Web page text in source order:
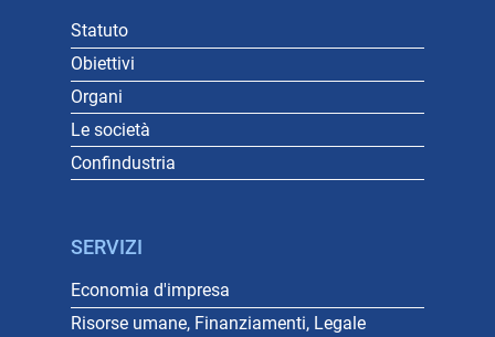
Statuto
Obiettivi
Organi
Le società
Confindustria
SERVIZI
Economia d'impresa
Risorse umane, Finanziamenti, Legale